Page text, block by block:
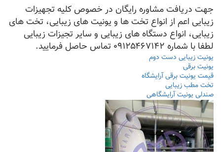
جهت دریافت مشاوره رایگان در خصوص کلیه تجهیزات
زیبایی اعم از انواع تخت ها و یونیت های زیبایی، تخت های
زیبایی، انواع دستگاه های زیبایی و سایر تجیزات زیبایی
لطفا با شماره ۰۹۱۲۵۴۶۷۱۴۲ تماس حاصل فرمایید.
یونیت زیبایی دست دوم
یونیت برقی
قیمت یونیت برقی آرایشگاه
تخت مطب زیبایی
صندلی یونیت آرایشگاهی